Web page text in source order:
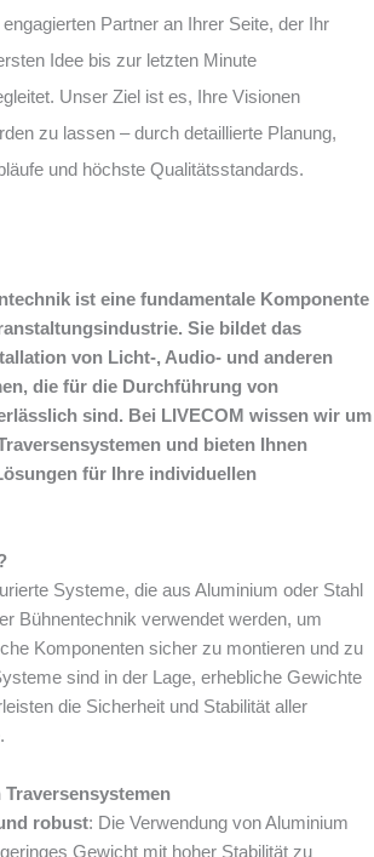
Partner an Ihrer Seite, der Ihr
Idee bis zur letzten Minute
Unser Ziel ist es, Ihre Visionen
zu lassen – durch detaillierte Planung,
und höchste Qualitätsstandards.
ist eine fundamentale Komponente
Sie bildet das
von Licht-, Audio- und anderen
die für die Durchführung von
sind. Bei LIVECOM wissen wir um
und bieten Ihnen
für Ihre individuellen
Systeme, die aus Aluminium oder Stahl
Bühnentechnik verwendet werden, um
Komponenten sicher zu montieren und zu
sind in der Lage, erhebliche Gewichte
die Sicherheit und Stabilität aller
Traversensystemen
robust: Die Verwendung von Aluminium
Gewicht mit hoher Stabilität zu